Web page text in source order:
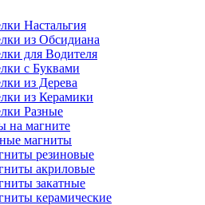
Настальгия
из Обсидиана
для Водителя
с Буквами
из Дерева
из Керамики
Разные
на магните
магниты
резиновые
акриловые
закатные
керамические